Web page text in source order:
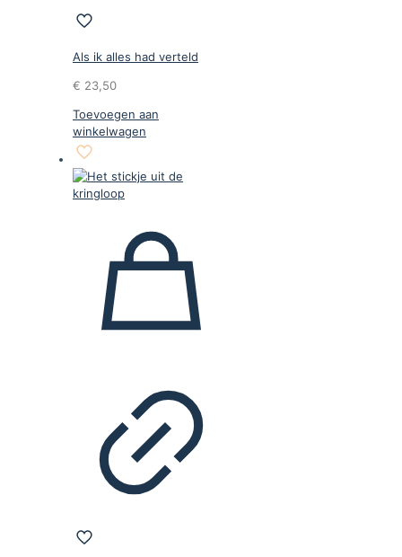
Als ik alles had verteld
€ 23,50
Toevoegen aan
winkelwagen